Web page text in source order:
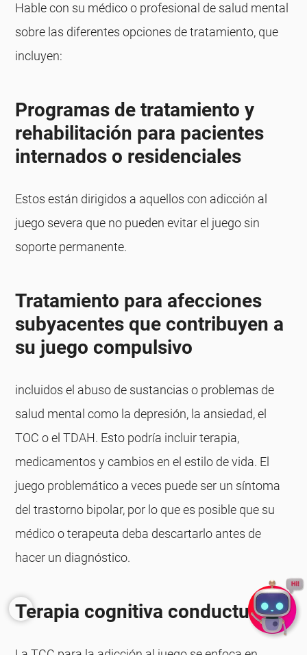
Hable con su médico o profesional de salud mental
sobre las diferentes opciones de tratamiento, que
incluyen:
Programas de tratamiento y
rehabilitación para pacientes
internados o residenciales
Estos están dirigidos a aquellos con adicción al
juego severa que no pueden evitar el juego sin
soporte permanente.
Tratamiento para afecciones
subyacentes que contribuyen a
su juego compulsivo
incluidos el abuso de sustancias o problemas de
salud mental como la depresión, la ansiedad, el
TOC o el TDAH. Esto podría incluir terapia,
medicamentos y cambios en el estilo de vida. El
juego problemático a veces puede ser un síntoma
del trastorno bipolar, por lo que es posible que su
médico o terapeuta deba descartarlo antes de
hacer un diagnóstico.
Terapia cognitiva conductual